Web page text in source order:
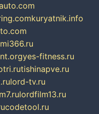
kuryatnik.info
yes-fitness.ru
tishinapve.ru
lord-tv.ru
lordfilm13.ru
codetool.ru